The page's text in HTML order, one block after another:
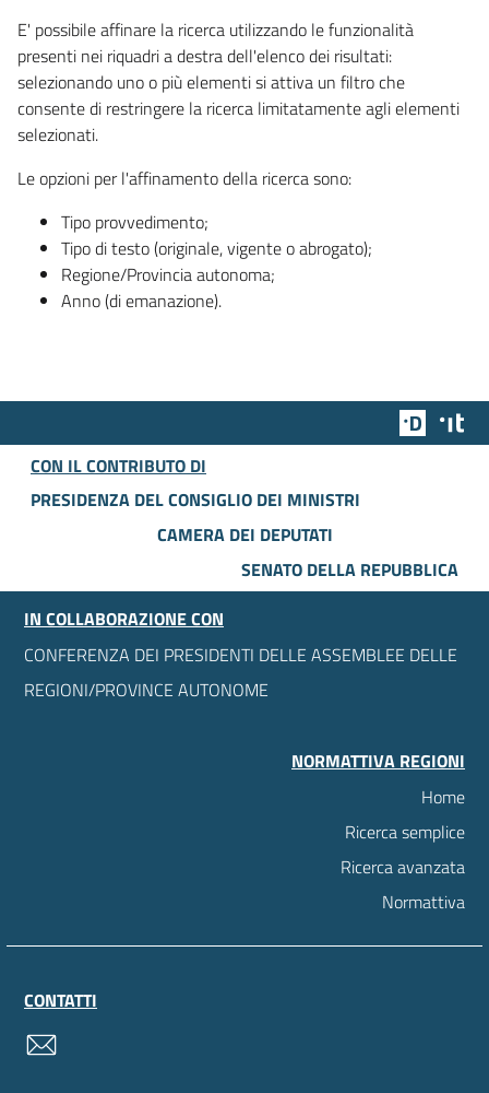
E' possibile affinare la ricerca utilizzando le funzionalità
presenti nei riquadri a destra dell'elenco dei risultati:
selezionando uno o più elementi si attiva un filtro che
consente di restringere la ricerca limitatamente agli elementi
selezionati.
Le opzioni per l'affinamento della ricerca sono:
Tipo provvedimento;
Tipo di testo (originale, vigente o abrogato);
Regione/Provincia autonoma;
Anno (di emanazione).
Team
CON IL CONTRIBUTO DI
PRESIDENZA DEL CONSIGLIO DEI MINISTRI
CAMERA DEI DEPUTATI
SENATO DELLA REPUBBLICA
IN COLLABORAZIONE CON
CONFERENZA DEI PRESIDENTI DELLE ASSEMBLEE DELLE
REGIONI/PROVINCE AUTONOME
NORMATTIVA REGIONI
Home
Ricerca semplice
Ricerca avanzata
Normattiva
CONTATTI